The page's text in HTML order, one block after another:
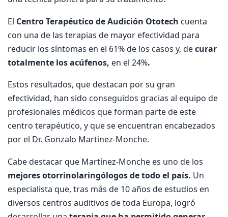
El Centro Terapéutico de Audición Ototech cuenta
con una de las terapias de mayor efectividad para
reducir los síntomas en el 61% de los casos y, decurar
totalmente los acúfenos, en el 24%.
Estos resultados, que destacan por su gran
efectividad, han sido conseguidos gracias al equipo de
profesionales médicos que forman parte de este
centro terapéutico, y que se encuentran encabezados
por el Dr. Gonzalo Martinez-Monche.
Cabe destacar que Martínez-Monche es uno de los
mejores otorrinolaringólogos de todo el país. Un
especialista que, tras más de 10 años de estudios en
diversos centros auditivos de toda Europa, logró